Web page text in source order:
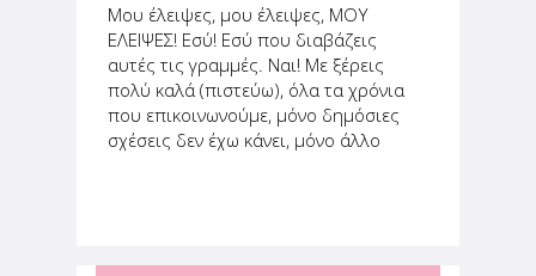
Μου έλειψες, μου έλειψες, ΜΟΥ
ΕΛΕΙΨΕΣ! Εσύ! Εσύ που διαβάζεις
αυτές τις γραμμές. Ναι! Με ξέρεις
πολύ καλά (πιστεύω), όλα τα χρόνια
που επικοινωνούμε, μόνο δημόσιες
σχέσεις δεν έχω κάνει, μόνο άλλο